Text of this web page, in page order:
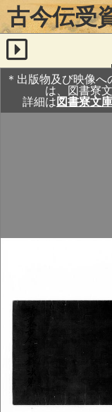
＊出版物及び映像
は、図書寮
詳細は 図書寮文